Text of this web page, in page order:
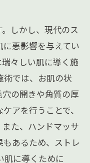
しかし、現代のス
悪影響を与えてい
々しい肌に導く施
術では、お肌の状
の開きや角質の厚
アを行うことで、
た、ハンドマッサ
あるため、ストレ
肌に導くために